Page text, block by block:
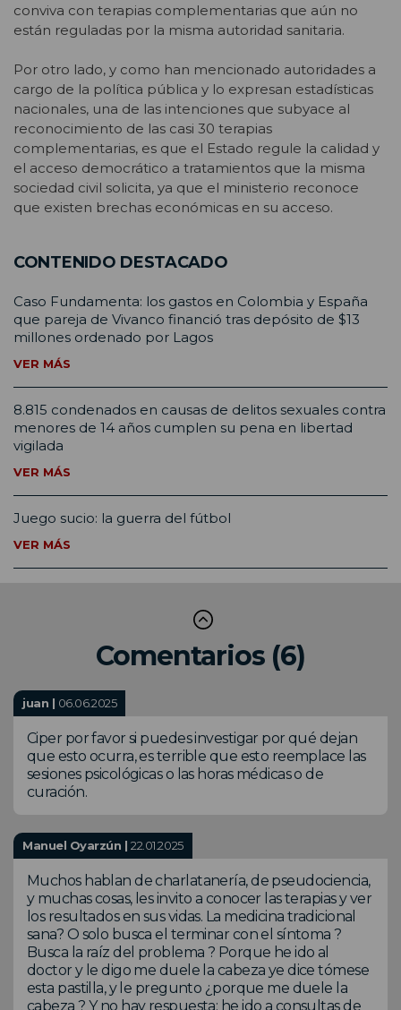
conviva con terapias complementarias que aún no
están reguladas por la misma autoridad sanitaria.
Por otro lado, y como han mencionado autoridades a
cargo de la política pública y lo expresan estadísticas
nacionales, una de las intenciones que subyace al
reconocimiento de las casi 30 terapias
complementarias, es que el Estado regule la calidad y
el acceso democrático a tratamientos que la misma
sociedad civil solicita, ya que el ministerio reconoce
que existen brechas económicas en su acceso.
CONTENIDO DESTACADO
Caso Fundamenta: los gastos en Colombia y España
que pareja de Vivanco financió tras depósito de $13
millones ordenado por Lagos
VER MÁS
8.815 condenados en causas de delitos sexuales contra
menores de 14 años cumplen su pena en libertad
vigilada
VER MÁS
Juego sucio: la guerra del fútbol
VER MÁS
Comentarios (6)
juan | 06.06.2025
Ciper por favor si puedes investigar por qué dejan
que esto ocurra, es terrible que esto reemplace las
sesiones psicológicas o las horas médicas o de
curación.
Manuel Oyarzún |22.01.2025
Muchos hablan de charlatanería, de pseudociencia,
y muchas cosas, les invito a conocer las terapias y ver
los resultados en sus vidas. La medicina tradicional
sana? O solo busca el terminar con el síntoma ?
Busca la raíz del problema ? Porque he ido al
doctor y le digo me duele la cabeza ye dice tómese
esta pastilla, y le pregunto ¿porque me duele la
cabeza ? Y no hay respuesta; he ido a consultas de